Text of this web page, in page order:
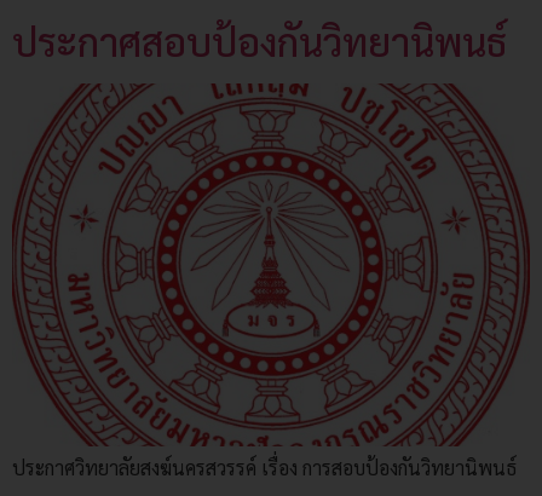
ประกาศสอบป้องกันวิทยานิพนธ์
ประกาศวิทยาลัยสงฆ์นครสวรรค์ เรื่อง การสอบป้องกันวิทยานิพนธ์